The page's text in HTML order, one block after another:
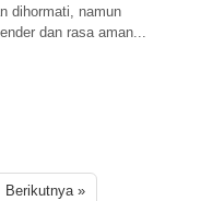
dihormati, namun
dan rasa aman...
Berikutnya »